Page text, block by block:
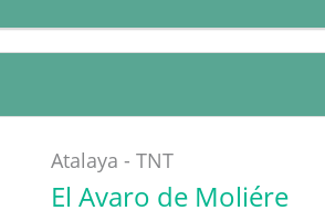
Atalaya - TNT
El Avaro de Moliére